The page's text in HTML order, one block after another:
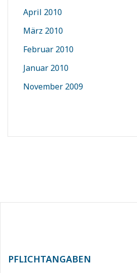
April 2010
März 2010
Februar 2010
Januar 2010
November 2009
PFLICHTANGABEN